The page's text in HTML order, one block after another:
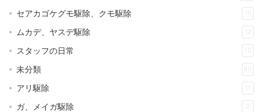
セアカゴケグモ駆除、クモ駆除 15
ムカデ、ヤスデ駆除 12
スタッフの日常 13
未分類 80
アリ駆除
ガ、メイガ駆除 2